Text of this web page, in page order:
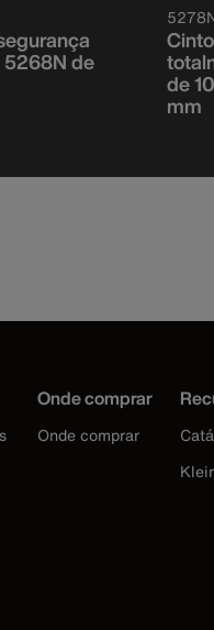
de
de
mm
Onde comprar
Onde comprar